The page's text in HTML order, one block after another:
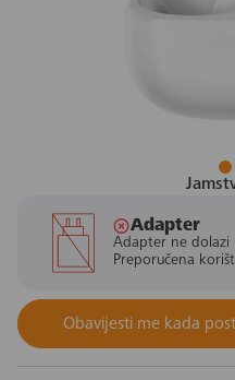
Adapter
Adapter ne dolazi
Preporučena
Obavijesti me kada